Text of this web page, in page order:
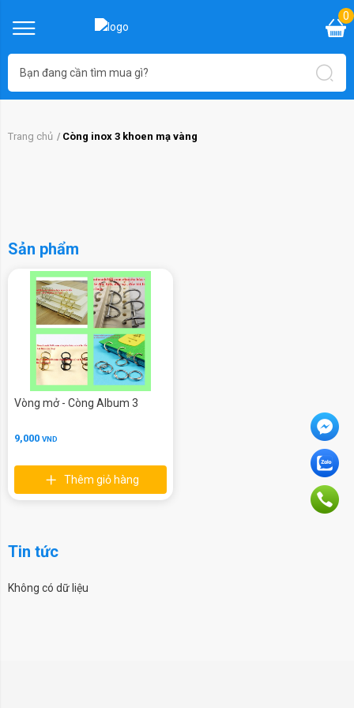
0
Trang chủ Còng inox 3 khoen mạ vàng
Sản phẩm
Vòng mở - Còng Album 3
9,000 VND
Thêm giỏ hàng
Tin tức
Không có dữ liệu